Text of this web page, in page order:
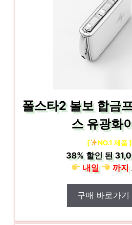
폴스타2 볼보 합금
스 유광화
[ NO.1 제품 ]
38%할인 된
내일
까지
구매 바로가기